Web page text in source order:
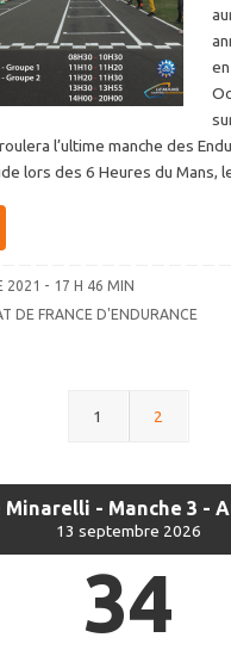
l’ultime manche des
lors des 6 Heures du Mans,
2021 - 17 H 46 MIN
DE FRANCE D'ENDURANCE
1 2
Minarelli - Manche 3 -
13 septembre 2026
34